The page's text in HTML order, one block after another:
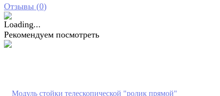
Отзывы (0)
Рекомендуем посмотреть